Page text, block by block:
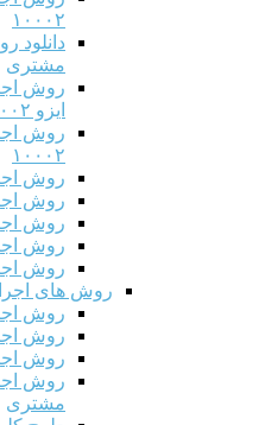
۱۰۰۰۲
دانلود
مشتری
روش
ایزو ۱۰۰۰۲
روش
۱۰۰۰۲
روش
روش
روش
روش
روش
روش های اجرایی
روش
روش
روش
روش
مشتری